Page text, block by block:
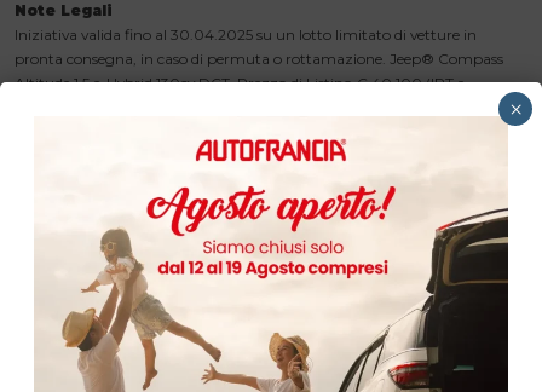
Note Legali
Iniziativa valida fino al 30.04.2025 su un lotto limitato di vetture in
pronta consegna, in caso di permuta o rottamazione. Jeep® Compass
Altitude 1.5 e-Hybrid 130cv DCT, Prezzo di Listino € 40.100 (IPT e
Stellantis Financial Services Italia S.p.a.: Anticipo 6.220 € – Importo Totale
del Credito 26.325,43 €. L’offerta include il servizio Identicar 12 mesi di 271
Credito, spese di istruttoria 395 €, Interessi 4.428,27 €, spese di incasso
mensili 3,5 €, imposta sostitutiva sul contratto da addebitare sulla prima
rata di 66,8 €. Tale importo è da restituirsi in n° 36 rate come segue: n° 35
rate da 249 € – comprensive del servizio facoltativo Extended Care
Premium (2 anni di garanzia contrattuale più un anno di estensione con
limite a 30.000 km) per un importo pari a 10,41 €/mese – e una Rata
Finale Residua (pari al Valore Garantito Futuro) di 22.559,7 € incluse spese
di incasso mensili di 3,5 €. Spese invio rendiconto periodico cartaceo: 0 €
×